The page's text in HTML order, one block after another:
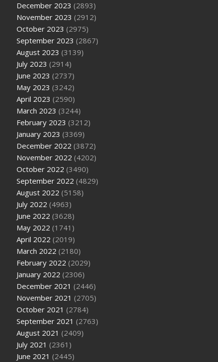
December 2023 (2893)
November 2023 (2912)
October 2023 (2975)
September 2023 (2867)
August 2023 (3139)
July 2023 (2914)
June 2023 (2737)
May 2023 (3242)
April 2023 (2590)
March 2023 (3244)
February 2023 (3212)
January 2023 (3369)
December 2022 (3872)
November 2022 (4202)
October 2022 (3490)
September 2022 (4829)
August 2022 (5158)
July 2022 (4963)
June 2022 (3628)
May 2022 (1741)
April 2022 (2019)
March 2022 (2180)
February 2022 (2029)
January 2022 (2306)
December 2021 (2446)
November 2021 (2705)
October 2021 (2784)
September 2021 (2763)
August 2021 (2409)
July 2021 (2361)
June 2021 (2445)